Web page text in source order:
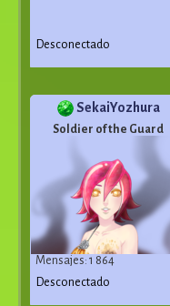
Desconectado
SekaiYozhura
Soldier of the Guard
Mensajes: 1 864
Desconectado